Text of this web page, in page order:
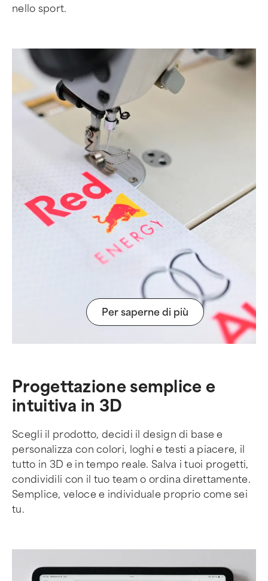
nello sport.
Per saperne di più
Progettazione semplice e
intuitiva in 3D
Scegli il prodotto, decidi il design di base e
personalizza con colori, loghi e testi a piacere, il
tutto in 3D e in tempo reale. Salva i tuoi progetti,
condividili con il tuo team o ordina direttamente.
Semplice, veloce e individuale proprio come sei
tu.